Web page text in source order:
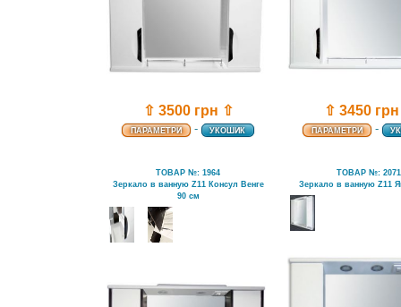
⇧ 3500 грн ⇧
ПАРАМЕТРИ - УКОШИК
⇧ 3450
ПАРАМЕТРИ -
ТОВАР №: 1964
Зеркало в ванную Z11 Консул Венге
90 см
ТОВАР №: 2071
Зеркало в ванную Z11